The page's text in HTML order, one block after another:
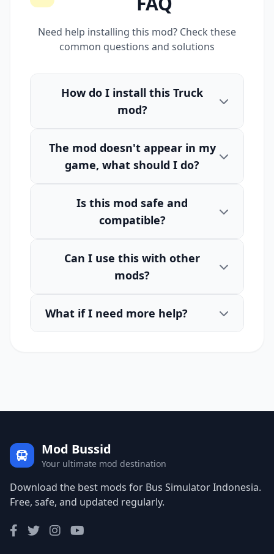
Need help installing this mod? Check these
common questions and solutions
How do I install this Truck
mod?
The mod doesn't appear in my
game, what should I do?
Is this mod safe and
compatible?
Can I use this with other
mods?
What if I need more help?
Mod Bussid
Your ultimate mod destination
Download the best mods for Bus Simulator Indonesia.
Free, safe, and updated regularly.